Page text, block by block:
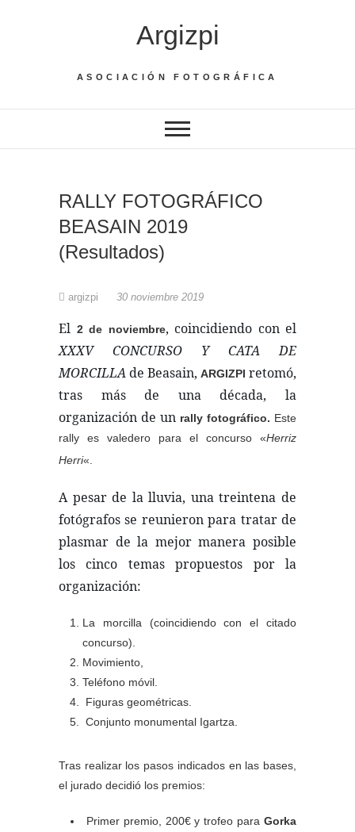
Argizpi
ASOCIACIÓN FOTOGRÁFICA
RALLY FOTOGRÁFICO
BEASAIN 2019
(Resultados)
argizpi 30 noviembre 2019
El 2 de noviembre, coincidiendo con el
XXXV CONCURSO Y CATA DE
MORCILLAde Beasain, ARGIZPI retomó,
tras más de una década, la
organización de un rally fotográfico. Este
rally es valedero para el concurso «Herriz
Herri«.
A pesar de la lluvia, una treintena de
fotógrafos se reunieron para tratar de
plasmar de la mejor manera posible
los cinco temas propuestos por la
organización:
La morcilla (coincidiendo con el citado
concurso).
Movimiento,
Teléfono móvil.
Figuras geométricas.
Conjunto monumental Igartza.
Tras realizar los pasos indicados en las bases,
el jurado decidió los premios:
Primer premio, 200€ y trofeo para Gorka